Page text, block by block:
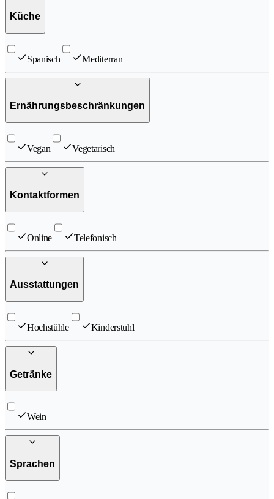
Küche
Spanisch Mediterran
Ernährungsbeschränkungen
Vegan Vegetarisch
Kontaktformen
Online Telefonisch
Ausstattungen
Hochstühle Kinderstuhl
Getränke
Wein
Sprachen